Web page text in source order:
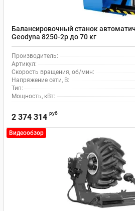
Балансировочный станок
Geodyna 8250-2p до 70 кг
Производитель:
Артикул:
Скорость вращения, об/мин:
Напряжение сети, В:
Тип:
Мощность, кВт:
2 374 314 руб
Видеообзор